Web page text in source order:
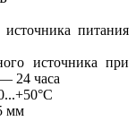
источника питания
источника при
24 часа
мм